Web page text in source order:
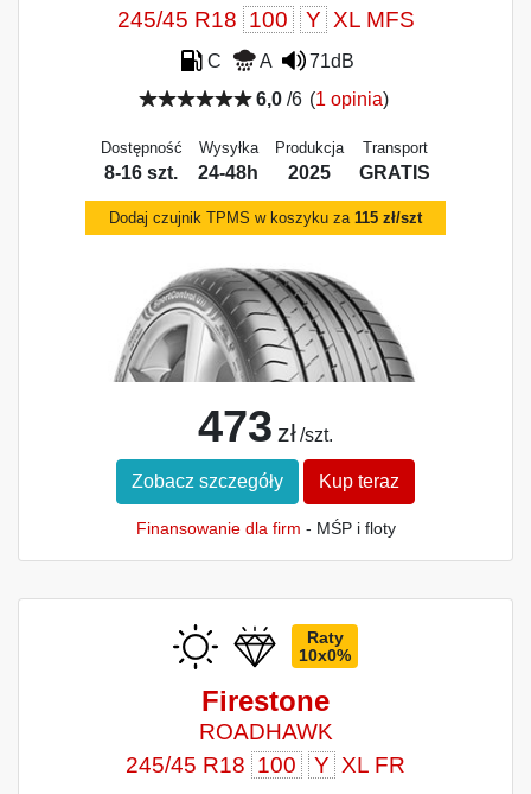
245/45 R18 100 Y XL MFS
C A
71dB
6,0/6 (1 opinia)
Dostępność
8-16 szt.
Wysyłka
24-48h
Produkcja
2025
Transport
GRATIS
Dodaj czujnik TPMS w koszyku za 115 zł/szt
473 zł /szt.
Zobacz szczegóły Kup teraz
Finansowanie dla firm - MŚP i floty
Raty
10x0%
Firestone
ROADHAWK
245/45 R18 100 Y XL FR